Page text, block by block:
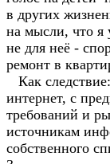
в других
на мысли, что я
не для неё -
ремонт в
Как
интернет, с
требований и
источникам
собственного